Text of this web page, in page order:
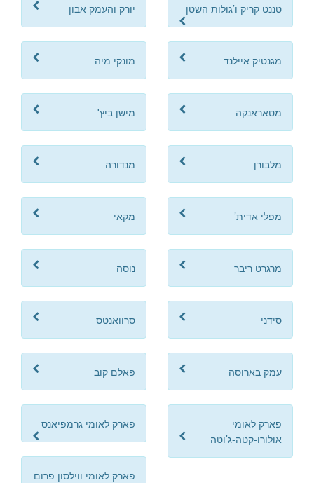
טננט קריק ו’גולות השטן יורק והעמק אבון
מגנטיק איילנד מונקי מיה
מטאראנקה מישן ביץ'
מלבורן מנדורה
מפלי אדית’ מקאי
מרגרט ריבר נוסה
סידני סרוואנטס
עמק בארוסה פאלם קוב
פארק לאומי
אולורו-קטה-ג’וטה
פארק לאומי גרמפיאנס
פארק לאומי ווילסון פרום